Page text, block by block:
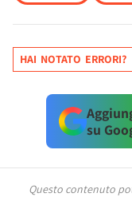
HAI NOTATO ERRORI?
su
Questo contenuto